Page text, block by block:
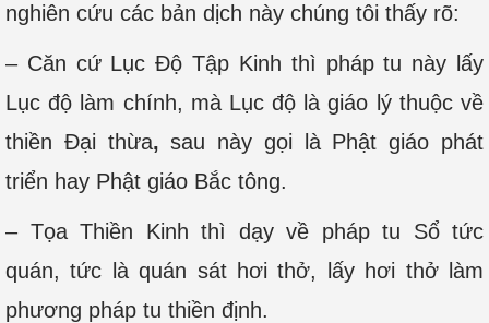
nghiên cứu các bản dịch này chúng tôi thấy rõ:
– Căn cứ Lục Độ Tập Kinh thì pháp tu này lấy
Lục độ làm chính, mà Lục độ là giáo lý thuộc về
thiền Đại thừa,sau này gọi là Phật giáo phát
triển hay Phật giáo Bắc tông.
– Tọa Thiền Kinh thì dạy về pháp tu Sổ tức
quán, tức là quán sát hơi thở, lấy hơi thở làm
phương pháp tu thiền định.